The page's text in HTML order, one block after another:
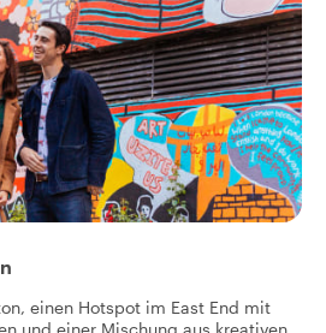
einen Hotspot im East End mit
und einer Mischung aus kreativen